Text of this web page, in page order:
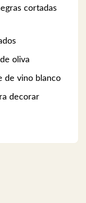
cortadas
oliva
de vino blanco
decorar